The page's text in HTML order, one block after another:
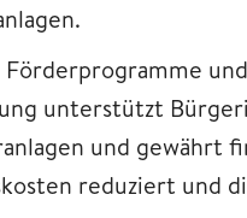
unterstützt
und gewährt
reduziert und